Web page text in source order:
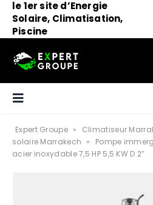
le 1er site d’Energie
Solaire, Climatisation,
Piscine
Expert Groupe »
Climatiseur
solaire Marrakech »
Pompe
acier inoxydable 7,5 HP 5,5 KW D 2″